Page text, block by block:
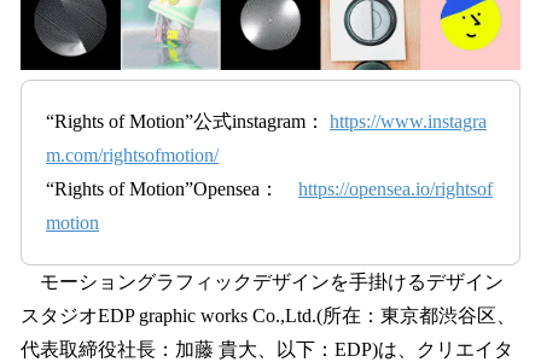
“Rights of Motion”公式instagram： https://www.instagra
m.com/rightsofmotion/
“Rights of Motion”Opensea： https://opensea.io/rightsof
motion
モーショングラフィックデザインを手掛けるデザイン
スタジオEDP graphic works Co.,Ltd.(所在：東京都渋谷区、
代表取締役社長：加藤 貴大、以下：EDP)は、クリエイタ